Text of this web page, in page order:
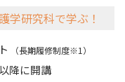
学研究科で学ぶ！
（長期履修制度※1）
降に開講